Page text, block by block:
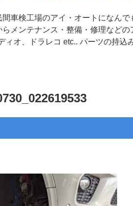
車検工場のアイ・オートになんで
メンテナンス・整備・修理などの
ィオ、ドラレコ etc.. パーツの持込